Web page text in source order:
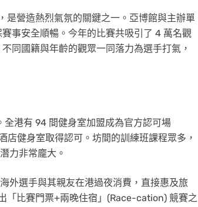
是營造熱烈氣氛的關鍵之一。亞博館與主辦單
事安全順暢。今年的比賽共吸引了 4 萬名觀
同國籍與年齡的觀眾一同落力為選手打氣，
全港有 94 間健身室加盟成為官方認可場
健身室取得認可。坊間的訓練班課程眾多，
力非常龐大。
外選手與其親友在港過夜消費，直接惠及旅
「比賽門票+兩晚住宿」(Race-cation) 競賽之